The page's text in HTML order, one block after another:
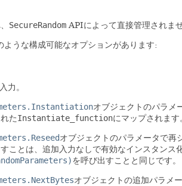
SecureRandom APIによって直接管理されませ
うな構成可能なオプションがあります:
力。
オブジェクトのパラメ
たInstantiate_functionにマップされます
オブジェクトのパラメータで再
ことは、追加入力なしで有効なインスタンス
を呼び出すことと同じです。
オブジェクトの追加パラメ